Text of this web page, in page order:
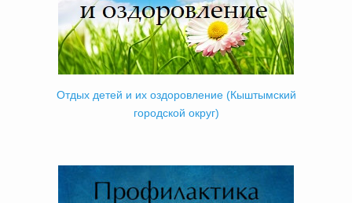
Отдых детей и их оздоровление (Кыштымский
городской округ)